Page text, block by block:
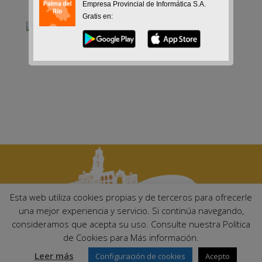
Ayuntamiento de Palma del Río. Plaza Mayor de Andalucía, 1 C.P:
14700 – Palma del Río (Córdoba)
Email:
ayuntamiento@palmadelrio.es
Esta web utiliza cookies propias y de terceros para ofrecerle
una mejor experiencia y servicio. Si continúa navegando,
consideramos que acepta su uso. Consulte nuestra Política
de Cookies para Más información.
Leer más
Configuración de cookies Acepto
Empresa Provincial de Informática S.A.
Gratis en: